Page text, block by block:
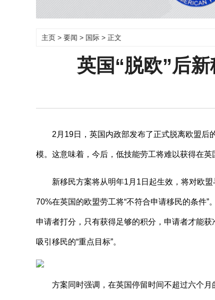
主页 > 要闻 > 国际 > 正文
英国“脱欧”后
2月19日，英国内政部发布了正式脱离欧盟后的
模。这意味着，今后，低技能劳工将难以获得在英
新移民方案将从明年1月1日起生效，将对欧盟
70%在英国的欧盟劳工将“不符合申请移民的条件
申请者打分，只有获得足够的积分，申请者才能
吸引移民的“重点目标”。
方案同时强调，在英国停留时间不超过六个月的